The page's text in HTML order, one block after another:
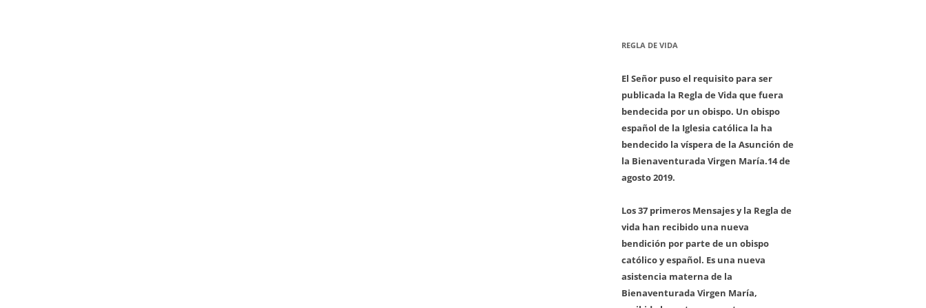
REGLA DE VIDA
El Señor puso el requisito para ser
publicada la Regla de Vida que fuera
bendecida por un obispo. Un obispo
español de la Iglesia católica la ha
bendecido la víspera de la Asunción de
la Bienaventurada Virgen María.14 de
agosto 2019.
Los 37 primeros Mensajes y la Regla de
vida han recibido una nueva
bendición por parte de un obispo
católico y español. Es una nueva
asistencia materna de la
Bienaventurada Virgen María,